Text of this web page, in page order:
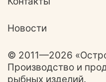
© 2011—2026
Производство и
рыбных изделий.
Новости